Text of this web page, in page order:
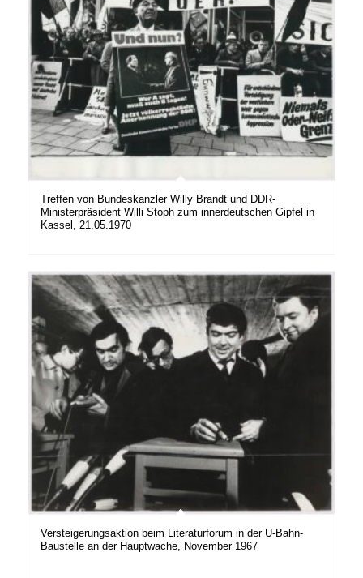
Treffen von Bundeskanzler Willy Brandt und DDR-
Ministerpräsident Willi Stoph zum innerdeutschen Gipfel in
Kassel, 21.05.1970
Versteigerungsaktion beim Literaturforum in der U-Bahn-
Baustelle an der Hauptwache, November 1967